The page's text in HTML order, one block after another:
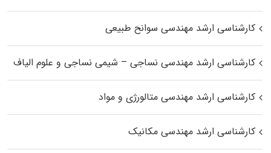
کارشناسی ارشد مهندسی سوانح طبیعی
کارشناسی ارشد مهندسی نساجی – شیمی نساجی و علوم الیاف
کارشناسی ارشد مهندسی متالورژی و مواد
کارشناسی ارشد مهندسی مکانیک